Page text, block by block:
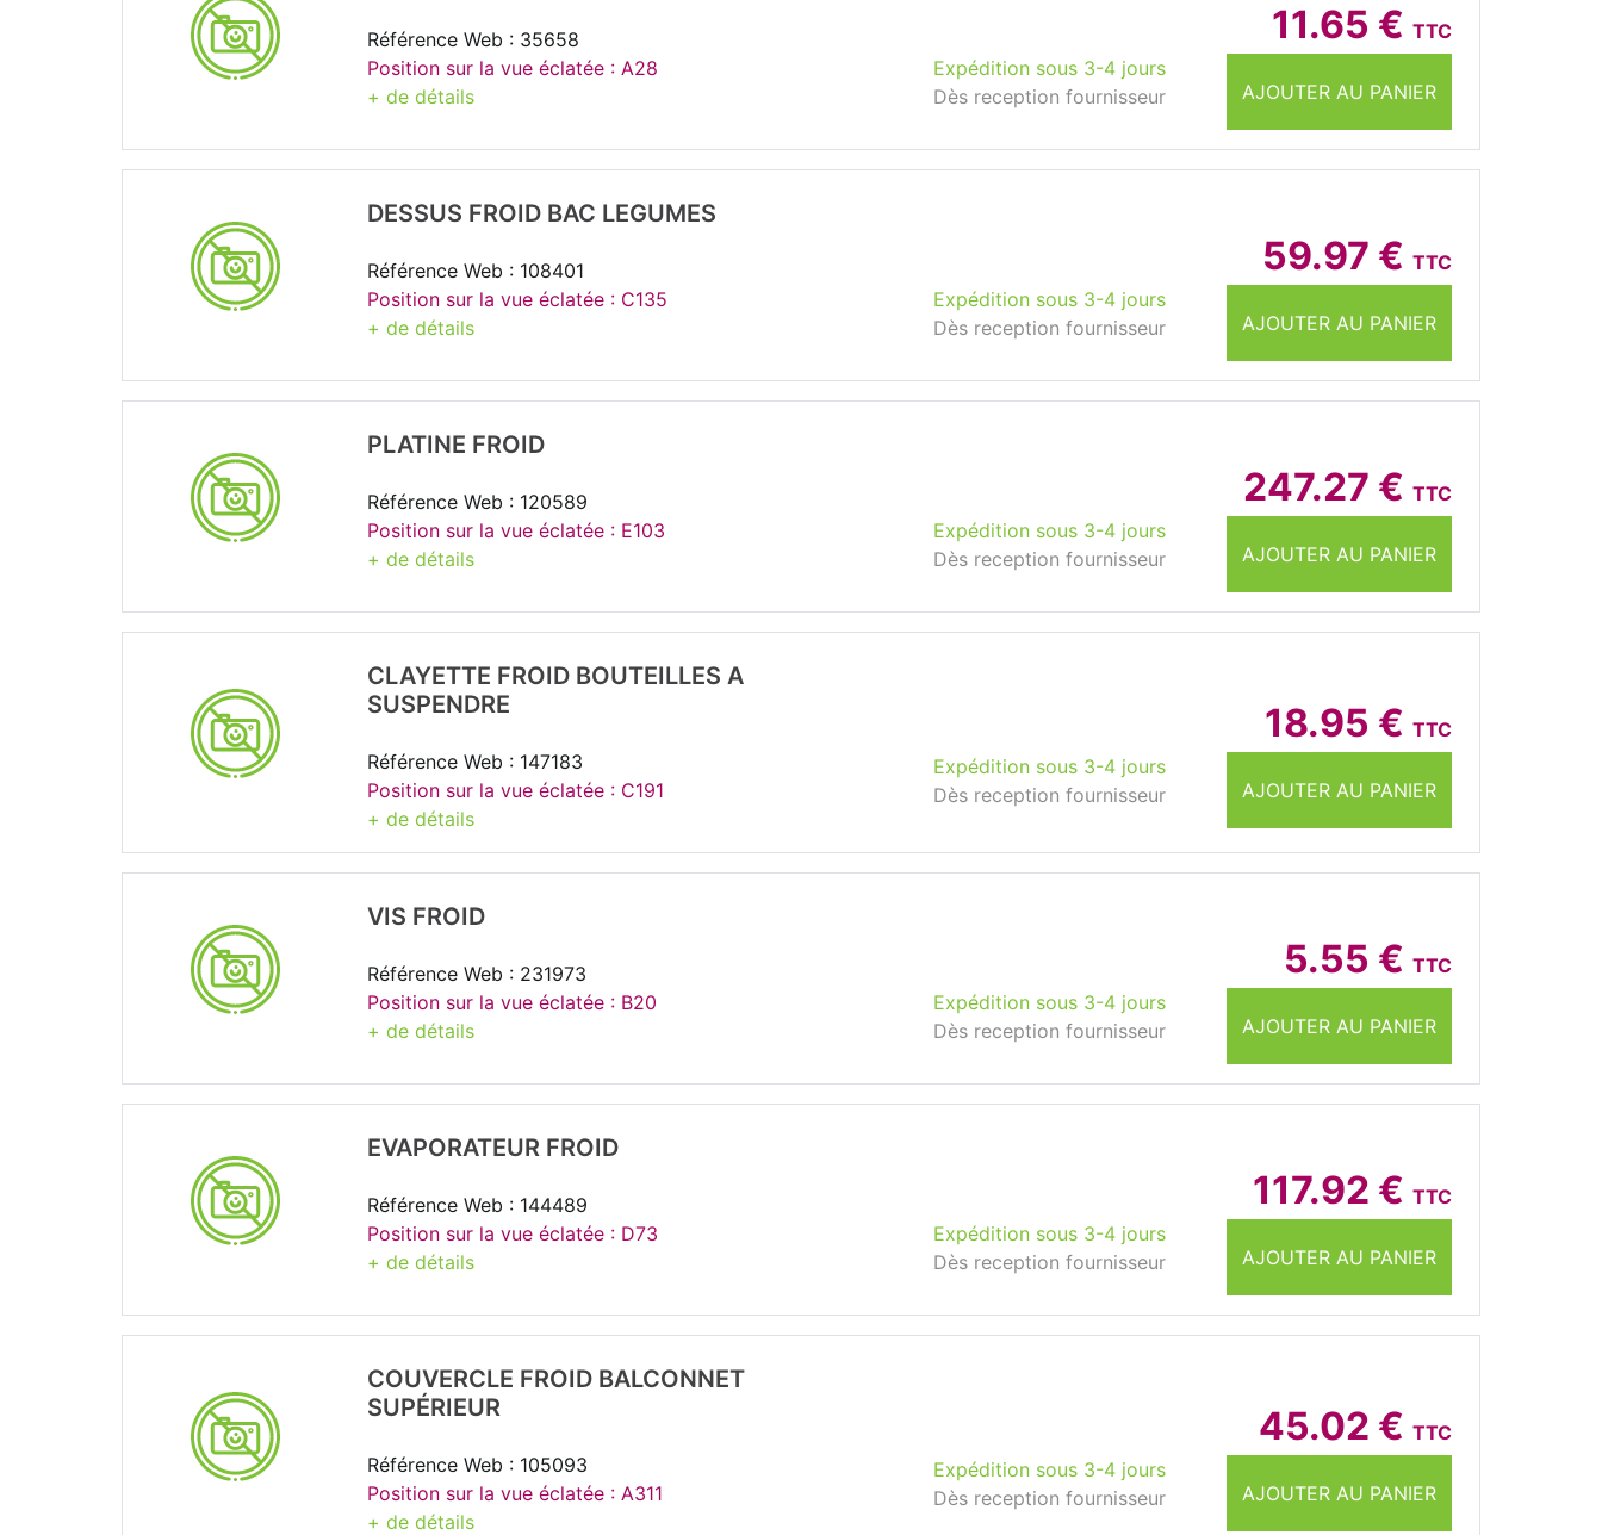
11.65 € TTC
AJOUTER AU PANIER
Expédition sous 3-4 jours
Dès reception fournisseur
Référence Web : 35658
Position sur la vue éclatée : A28
+ de détails
59.97 € TTC
AJOUTER AU PANIER
Expédition sous 3-4 jours
Dès reception fournisseur
DESSUS FROID BAC LEGUMES
Référence Web : 108401
Position sur la vue éclatée : C135
+ de détails
247.27 € TTC
AJOUTER AU PANIER
Expédition sous 3-4 jours
Dès reception fournisseur
PLATINE FROID
Référence Web : 120589
Position sur la vue éclatée : E103
+ de détails
18.95 € TTC
AJOUTER AU PANIER
Expédition sous 3-4 jours
Dès reception fournisseur
CLAYETTE FROID BOUTEILLES A
SUSPENDRE
Référence Web : 147183
Position sur la vue éclatée : C191
+ de détails
5.55 € TTC
AJOUTER AU PANIER
Expédition sous 3-4 jours
Dès reception fournisseur
VIS FROID
Référence Web : 231973
Position sur la vue éclatée : B20
+ de détails
117.92 € TTC
AJOUTER AU PANIER
Expédition sous 3-4 jours
Dès reception fournisseur
EVAPORATEUR FROID
Référence Web : 144489
Position sur la vue éclatée : D73
+ de détails
45.02 € TTC
AJOUTER AU PANIER
Expédition sous 3-4 jours
Dès reception fournisseur
COUVERCLE FROID BALCONNET
SUPÉRIEUR
Référence Web : 105093
Position sur la vue éclatée : A311
+ de détails